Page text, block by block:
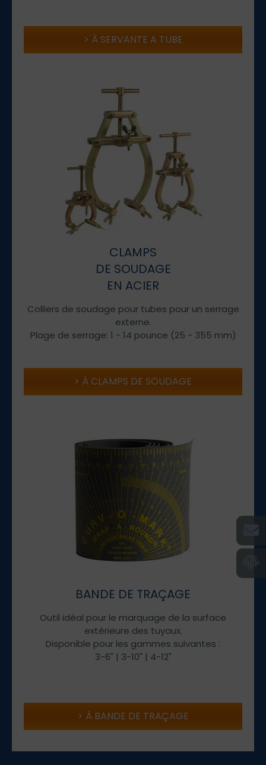
À SERVANTE A TUBE
CLAMPS
DE SOUDAGE
EN ACIER
Colliers de soudage pour tubes pour un serrage
externe.
Plage de serrage: 1 - 14 pounce (25 - 355 mm)
À CLAMPS DE SOUDAGE
BANDE DE TRAÇAGE
Outil idéal pour le marquage de la surface
extérieure des tuyaux.
Disponible pour les gammes suivantes :
3-6" | 3-10" | 4-12"
À BANDE DE TRAÇAGE